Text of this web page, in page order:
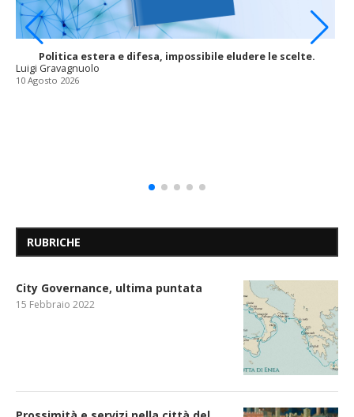
Politica estera e difesa, impossibile eludere le scelte.
Luigi Gravagnuolo
10 Agosto 2026
RUBRICHE
City Governance, ultima puntata
15 Febbraio 2022